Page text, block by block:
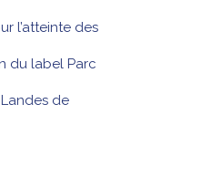
l’atteinte des
du label Parc
de